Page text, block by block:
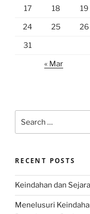
17 18 19
24 25 26
31
« Mar
for:
RECENT POSTS
Keindahan dan
Menelusuri